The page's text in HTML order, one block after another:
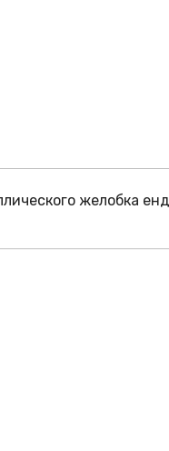
желобка